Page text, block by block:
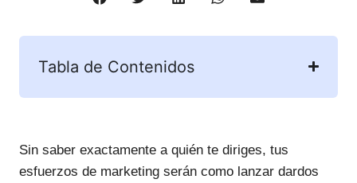
Tabla de Contenidos
Sin saber exactamente a quién te diriges, tus
esfuerzos de marketing serán como lanzar dardos